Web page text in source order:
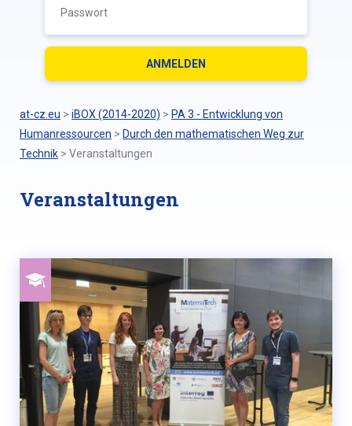
at-cz.eu > iBOX (2014-2020) > PA 3 - Entwicklung von
Humanressourcen > Durch den mathematischen Weg zur
Technik > Veranstaltungen
Veranstaltungen